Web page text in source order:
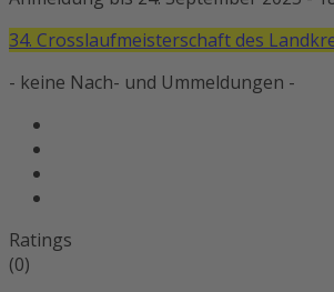
34. Crosslaufmeisterschaft des
- keine Nach- und Ummeldungen -
Ratings
(0)